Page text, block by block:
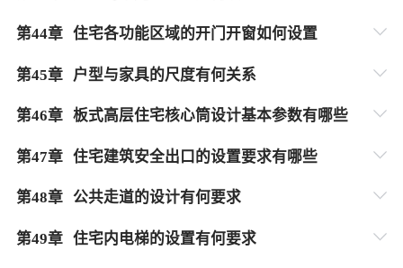
第44章 住宅各功能区域的开门开窗如何设置
第45章 户型与家具的尺度有何关系
第46章 板式高层住宅核心筒设计基本参数有哪些
第47章 住宅建筑安全出口的设置要求有哪些
第48章 公共走道的设计有何要求
第49章 住宅内电梯的设置有何要求